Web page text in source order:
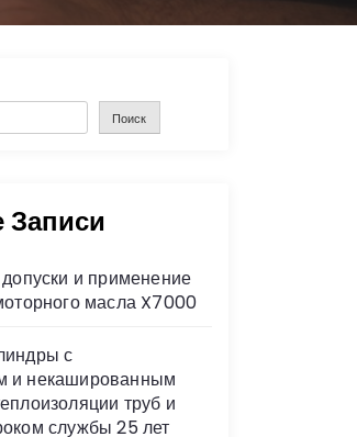
Поиск
Записи
и применение
масла X7000
с
и некашированным
труб и
службы 25 лет